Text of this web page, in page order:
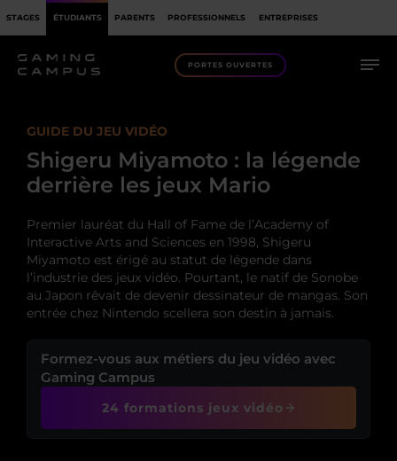
STAGES ÉTUDIANTS PARENTS PROFESSIONNELS ENTREPRISES
PORTES OUVERTES
GUIDE DU JEU VIDÉO
Shigeru Miyamoto : la légende
derrière les jeux Mario
Premier lauréat du Hall of Fame de l’Academy of
Interactive Arts and Sciences en 1998, Shigeru
Miyamoto est érigé au statut de légende dans
l’industrie des jeux vidéo. Pourtant, le natif de Sonobe
au Japon rêvait de devenir dessinateur de mangas. Son
entrée chez Nintendo scellera son destin à jamais.
Formez-vous aux métiers du jeu vidéo avec
Gaming Campus
24 formations jeux vidéo